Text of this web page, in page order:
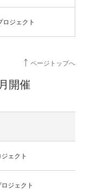
ジェクト
ページトップへ
開催
ェクト
ジェクト